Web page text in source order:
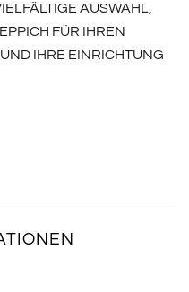
AUSWAHL, D
FÜR IHREN I
IHRE EINRICHTUNG F